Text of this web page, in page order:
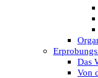
Das
Von